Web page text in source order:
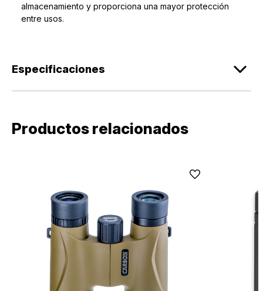
almacenamiento y proporciona una mayor protección
entre usos.
Especificaciones
Productos relacionados